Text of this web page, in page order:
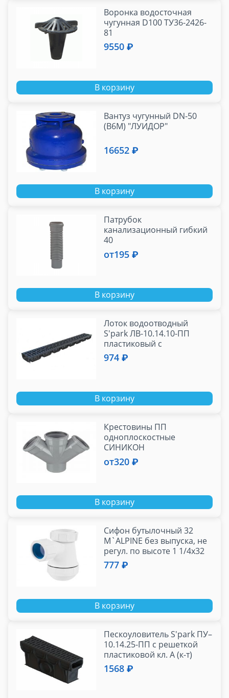
Воронка водосточная
чугунная D100 ТУ36-2426-
81
9550 ₽
В корзину
Вантуз чугунный DN-50
(В6М) "ЛУИДОР"
16652 ₽
В корзину
Патрубок
канализационный гибкий
40
от195 ₽
В корзину
Лоток водоотводный
S'park ЛВ-10.14.10-ПП
пластиковый с
пластиковой решеткой кл.
А (к-т)
974 ₽
В корзину
Крестовины ПП
одноплоскостные
СИНИКОН
от320 ₽
В корзину
Сифон бутылочный 32
M`ALPINE без выпуска, не
регул. по высоте 1 1/4х32
(MRW2-NW-MINI)
777 ₽
В корзину
Пескоуловитель S'park ПУ–
10.14.25-ПП с решеткой
пластиковой кл. A (к-т)
1568 ₽